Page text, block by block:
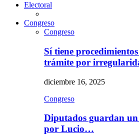
Electoral
Congreso
Congreso
Sí tiene
trámite por
diciembre 16, 2025
Congreso
Diputados guardan
por Lucio…